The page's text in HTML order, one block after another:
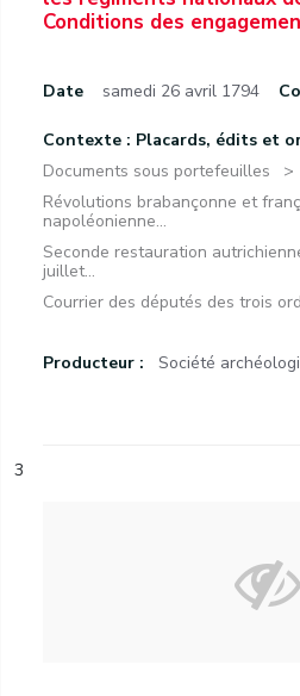
Conditions des
Date samedi 26 avril 1794
Contexte : Placards, édits et
Documents sous portefeuilles
Révolutions brabançonne et
napoléonienne...
Seconde restauration
juillet...
Courrier des députés des trois
Producteur : Société
3